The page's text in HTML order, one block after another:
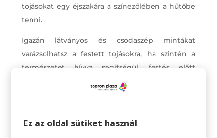
tojásokat egy éjszakára a színezőlében a hűtőbe
tenni.
Igazán látványos és csodaszép mintákat
varázsolhatsz a festett tojásokra, ha szintén a
természetet hívva segítségül, festés előtt
virágokat, leveleket erősítesz a tojás felületére.
Ehhez nem kell más, mint szedni néhány kisebb
a festetlen tojásra. Rakd harisnyába, vigyázva,
Ez az oldal sütiket használ